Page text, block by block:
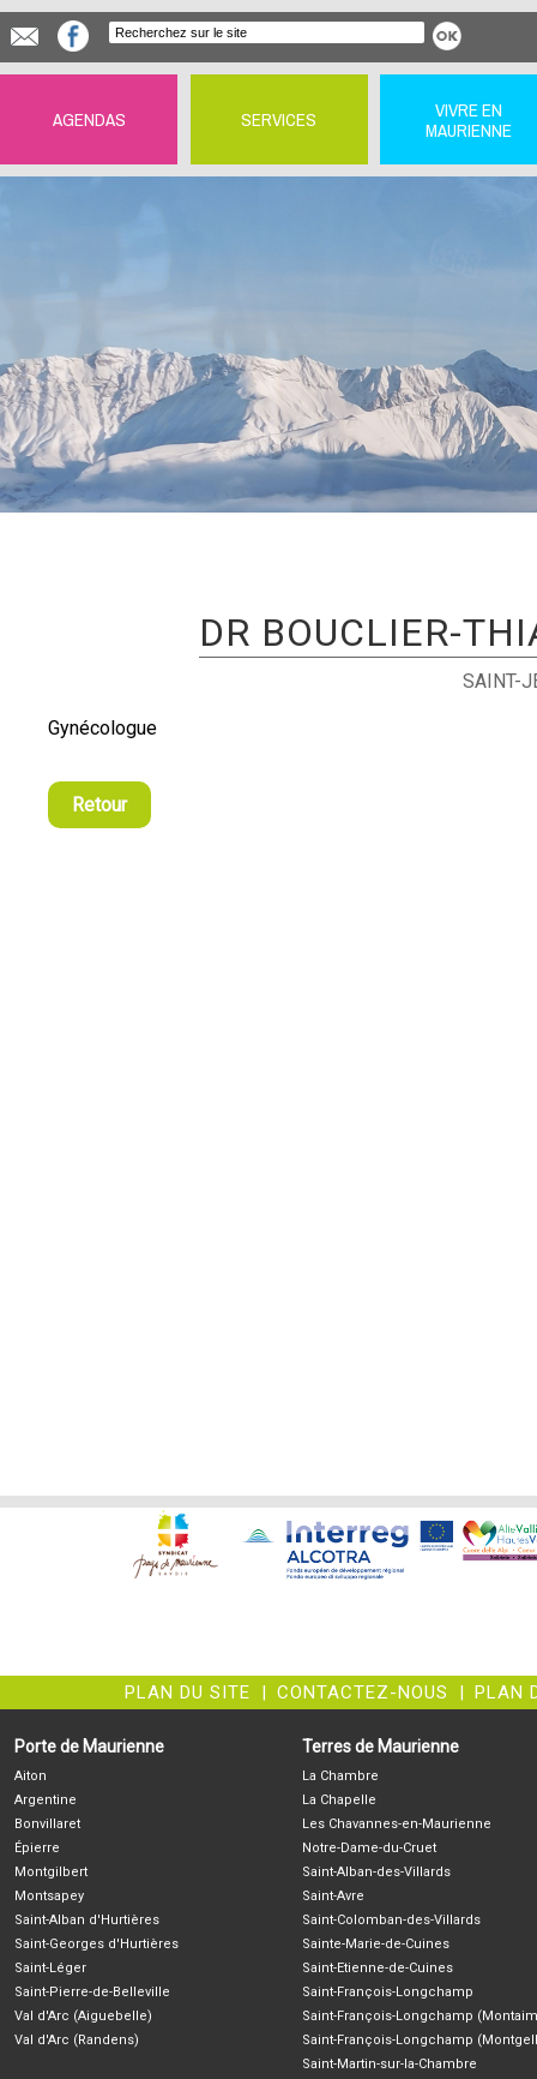
AGENDAS SERVICES
VIVRE EN
MAURIENNE
DR BOUCLIER-
SAINT-
Gynécologue
Retour
PLAN DU SITE | CONTACTEZ-NOUS | PLAN
Porte de Maurienne
Aiton
Argentine
Bonvillaret
Épierre
Montgilbert
Montsapey
Saint-Alban d'Hurtières
Saint-Georges d'Hurtières
Saint-Léger
Saint-Pierre-de-Belleville
Val d'Arc (Aiguebelle)
Val d'Arc (Randens)
Terres de Maurienne
La Chambre
La Chapelle
Les Chavannes-en-Maurienne
Notre-Dame-du-Cruet
Saint-Alban-des-Villards
Saint-Avre
Saint-Colomban-des-Villards
Sainte-Marie-de-Cuines
Saint-Etienne-de-Cuines
Saint-François-Longchamp
Saint-François-Longchamp
Saint-François-Longchamp
Saint-Martin-sur-la-Chambre